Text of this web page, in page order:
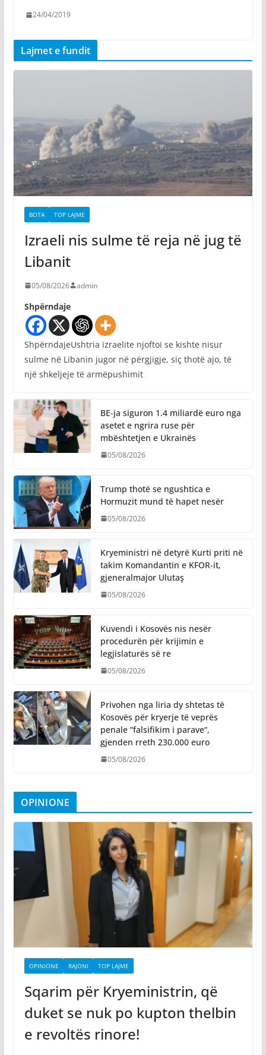
24/04/2019
Lajmet e fundit
BOTA TOP LAJME
Izraeli nis sulme të reja në jug të
Libanit
05/08/2026 admin
Shpërndaje
ShpërndajeUshtria izraelite njoftoi se kishte nisur
sulme në Libanin jugor në përgjigje, siç thotë ajo, të
një shkeljeje të armëpushimit
BE-ja siguron 1.4 miliardë euro nga
asetet e ngrira ruse për
mbështetjen e Ukrainës
05/08/2026
Trump thotë se ngushtica e
Hormuzit mund të hapet nesër
05/08/2026
Kryeministri në detyrë Kurti priti në
takim Komandantin e KFOR-it,
gjeneralmajor Ulutaş
05/08/2026
Kuvendi i Kosovës nis nesër
procedurën për krijimin e
legjislaturës së re
05/08/2026
Privohen nga liria dy shtetas të
Kosovës për kryerje të veprës
penale “falsifikim i parave“,
gjenden rreth 230.000 euro
05/08/2026
OPINIONE
OPINIONE RAJONI TOP LAJME
Sqarim për Kryeministrin, që
duket se nuk po kupton thelbin
e revoltës rinore!